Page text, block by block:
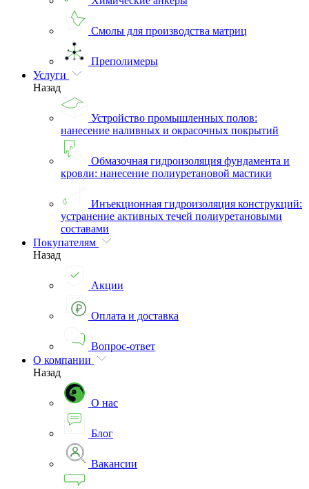
Смолы для производства матриц
Преполимеры
Услуги
Назад
Устройство промышленных полов:
нанесение наливных и окрасочных покрытий
Обмазочная гидроизоляция фундамента и
кровли: нанесение полиуретановой мастики
Инъекционная гидроизоляция конструкций:
устранение активных течей полиуретановыми
составами
Покупателям
Назад
Акции
Оплата и доставка
Вопрос-ответ
О компании
Назад
О нас
Блог
Вакансии